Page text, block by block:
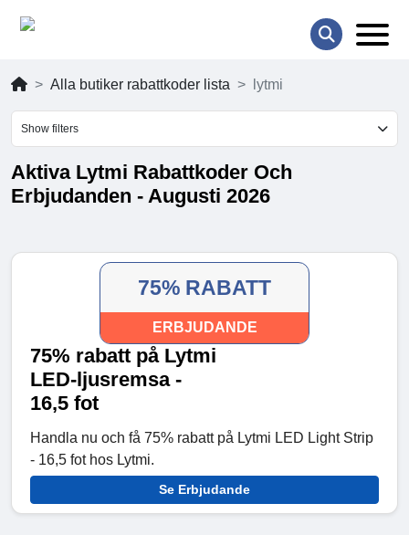
Alla butiker rabattkoder lista lytmi
Show filters
Aktiva Lytmi Rabattkoder Och
Erbjudanden - Augusti 2026
75% RABATT
ERBJUDANDE
75% rabatt på Lytmi
LED-ljusremsa -
16,5 fot
Handla nu och få 75% rabatt på Lytmi LED Light Strip
- 16,5 fot hos Lytmi.
Se Erbjudande